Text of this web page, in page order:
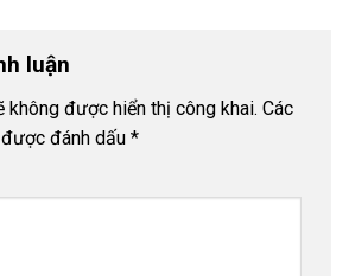
luận
không được hiển thị công khai. Các
đánh dấu *